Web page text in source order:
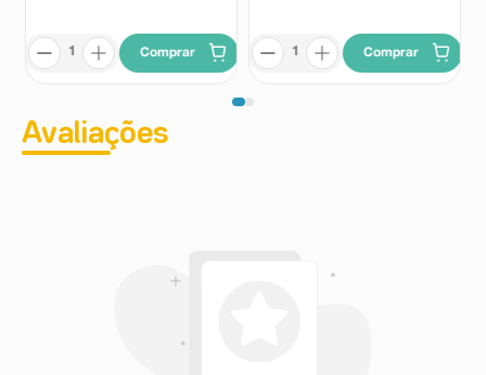
Comprar Comprar
Avaliações